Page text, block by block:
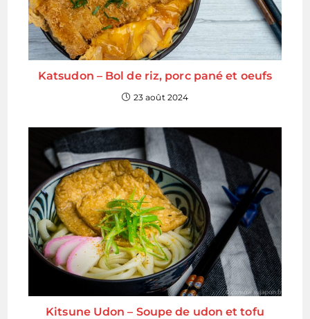
Katsudon – Bol de riz, porc pané et oeufs
23 août 2024
Kitsune Udon – Soupe de udon et tofu